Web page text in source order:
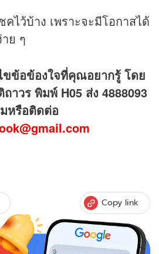
คไว้บ้าง เพราะจะมีโอกาสได้
ย ๆ
ขข้อข้องใจที่คุณอยากรู้ โดย
ถาวร พิมพ์ H05 ส่ง 4888093
หรือติดต่อ
Copy link